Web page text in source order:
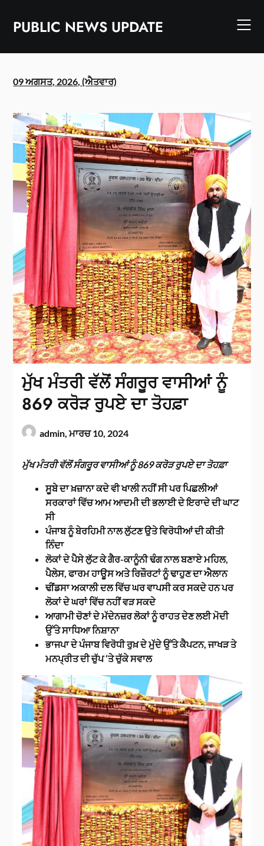
contentPUBLIC NEWS UPDATE
09 ਅਗਸਤ, 2026, (ਐਤਵਾਰ)
ਮੁੱਖ ਮੰਤਰੀ ਵੱਲੋਂ ਸੰਗਰੂਰ ਵਾਸੀਆਂ ਨੂੰ
869 ਕਰੋੜ ਰੁਪਏ ਦਾ ਤੋਹਫ਼ਾ
admin,ਮਾਰਚ 10, 2024
ਮੁੱਖ ਮੰਤਰੀ ਵੱਲੋਂ ਸੰਗਰੂਰ ਵਾਸੀਆਂ ਨੂੰ 869 ਕਰੋੜ ਰੁਪਏ ਦਾ ਤੋਹਫ਼ਾ
ਸੂਬੇ ਦਾ ਖ਼ਜ਼ਾਨਾ ਕਦੇ ਵੀ ਖਾਲੀ ਨਹੀਂ ਸੀ ਪਰ ਪਿਛਲੀਆਂ
ਸਰਕਾਰਾਂ ਵਿੱਚ ਆਮ ਆਦਮੀ ਦੀ ਭਲਾਈ ਦੇ ਇਰਾਦੇ ਦੀ ਘਾਟ
ਸੀ
ਪੰਜਾਬ ਨੂੰ ਬੇਰਹਿਮੀ ਨਾਲ ਲੁੱਟਣ ਉਤੇ ਵਿਰੋਧੀਆਂ ਦੀ ਕੀਤੀ
ਨਿੰਦਾ
ਲੋਕਾਂ ਦੇ ਪੈਸੇ ਲੁੱਟ ਕੇ ਗੈਰ-ਕਾਨੂੰਨੀ ਢੰਗ ਨਾਲ ਬਣਾਏ ਮਹਿਲ,
ਪੈਲੇਸ, ਫਾਰਮ ਹਾਊਸ ਅਤੇ ਰਿਜ਼ੌਰਟਾਂ ਨੂੰ ਢਾਹੁਣ ਦਾ ਐਲਾਨ
ਢੀਂਡਸਾ ਅਕਾਲੀ ਦਲ ਵਿੱਚ ਘਰ ਵਾਪਸੀ ਕਰ ਸਕਦੇ ਹਨ ਪਰ
ਲੋਕਾਂ ਦੇ ਘਰਾਂ ਵਿੱਚ ਨਹੀਂ ਵੜ ਸਕਦੇ
ਆਗਾਮੀ ਚੋਣਾਂ ਦੇ ਮੱਦੇਨਜ਼ਰ ਲੋਕਾਂ ਨੂੰ ਰਾਹਤ ਦੇਣ ਲਈ ਮੋਦੀ
ਉੱਤੇ ਸਾਧਿਆ ਨਿਸ਼ਾਨਾ
ਭਾਜਪਾ ਦੇ ਪੰਜਾਬ ਵਿਰੋਧੀ ਰੁਖ਼ ਦੇ ਮੁੱਦੇ ਉੱਤੇ ਕੈਪਟਨ, ਜਾਖੜ ਤੇ
ਮਨਪ੍ਰੀਤ ਦੀ ਚੁੱਪ ‘ਤੇ ਚੁੱਕੇ ਸਵਾਲ